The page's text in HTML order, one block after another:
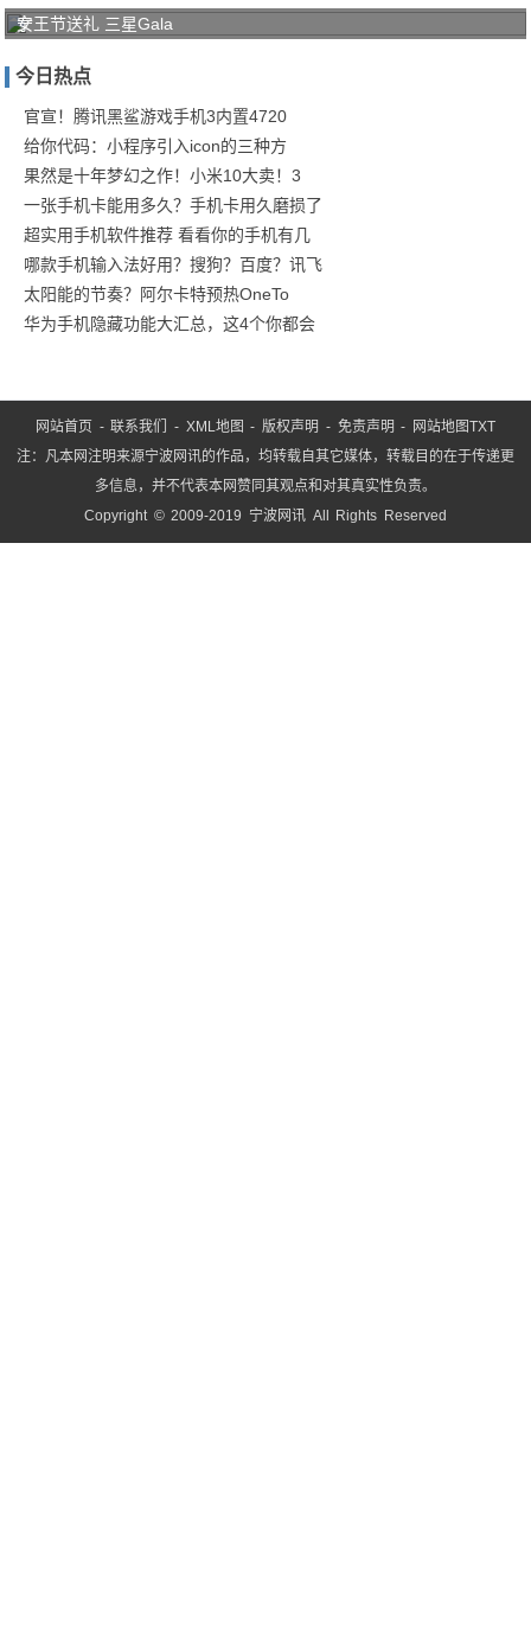
宁
轨
道
交
通
通
号
项
目
党
女王节送礼 三星Gala
今日热点
官宣！腾讯黑鲨游戏手机3内置4720
给你代码：小程序引入icon的三种方
果然是十年梦幻之作！小米10大卖！3
一张手机卡能用多久？手机卡用久磨损了
超实用手机软件推荐 看看你的手机有几
哪款手机输入法好用？搜狗？百度？讯飞
太阳能的节奏？阿尔卡特预热OneTo
华为手机隐藏功能大汇总，这4个你都会
网站首页 -联系我们 - XML地图 -版权声明 - 免责声明 - 网站地图TXT
注：凡本网注明来源宁波网讯的作品，均转载自其它媒体，转载目的在于传递更
多信息，并不代表本网赞同其观点和对其真实性负责。
Copyright © 2009-2019 宁波网讯 All Rights Reserved